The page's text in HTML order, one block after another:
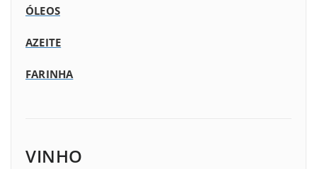
ÓLEOS
AZEITE
FARINHA
VINHO